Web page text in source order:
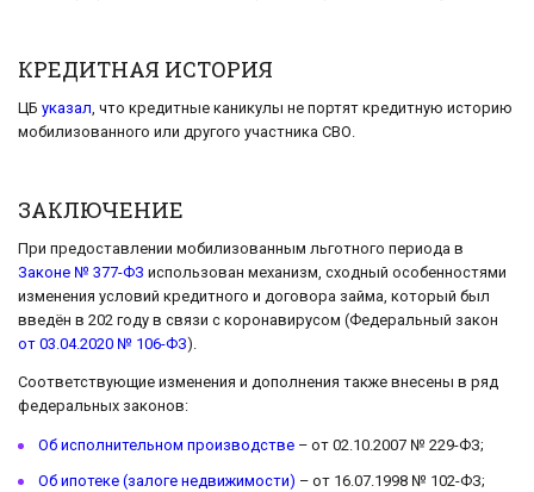
КРЕДИТНАЯ ИСТОРИЯ
ЦБ указал , что кредитные каникулы не портят кредитную историю
мобилизованного или другого участника СВО.
ЗАКЛЮЧЕНИЕ
При предоставлении мобилизованным льготного периода в
Законе № 377-ФЗ использован механизм, сходный особенностями
изменения условий кредитного и договора займа, который был
введён в 202 году в связи с коронавирусом (Федеральный закон
от 03.04.2020 № 106-ФЗ).
Соответствующие изменения и дополнения также внесены в ряд
федеральных законов:
Об исполнительном производстве – от 02.10.2007 № 229-ФЗ;
Об ипотеке (залоге недвижимости) – от 16.07.1998 № 102-ФЗ;